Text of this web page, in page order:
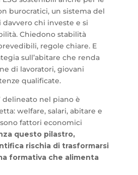
burocratici, un sistema del
chi investe e si
Chiedono stabilità
regole chiare. E
sull’abitare che renda
di lavoratori, giovani
qualificate.
delineato nel piano è
welfare, salari, abitare e
fattori economici
questo pilastro,
rischia di trasformarsi
formativa che alimenta